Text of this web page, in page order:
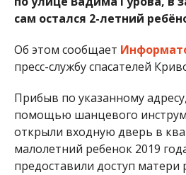
сам остался 2-летний
Об этом сообщает
пресс-службу спасателей
Прибыв по указанному
помощью шанцевого
открыли входную дверь в
малолетний ребенок 2019
предоставили доступ матери